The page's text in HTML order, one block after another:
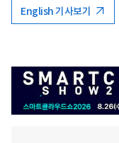
English 기사보기